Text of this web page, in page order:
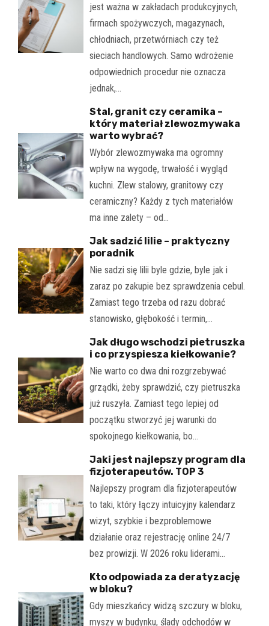
jest ważna w zakładach produkcyjnych,
firmach spożywczych, magazynach,
chłodniach, przetwórniach czy też
sieciach handlowych. Samo wdrożenie
odpowiednich procedur nie oznacza
jednak,…
Stal, granit czy ceramika –
który materiał zlewozmywaka
warto wybrać?
Wybór zlewozmywaka ma ogromny
wpływ na wygodę, trwałość i wygląd
kuchni. Zlew stalowy, granitowy czy
ceramiczny? Każdy z tych materiałów
ma inne zalety – od…
Jak sadzić lilie – praktyczny
poradnik
Nie sadzi się lilii byle gdzie, byle jak i
zaraz po zakupie bez sprawdzenia cebul.
Zamiast tego trzeba od razu dobrać
stanowisko, głębokość i termin,…
Jak długo wschodzi pietruszka
i co przyspiesza kiełkowanie?
Nie warto co dwa dni rozgrzebywać
grządki, żeby sprawdzić, czy pietruszka
już ruszyła. Zamiast tego lepiej od
początku stworzyć jej warunki do
spokojnego kiełkowania, bo…
Jaki jest najlepszy program dla
fizjoterapeutów. TOP 3
Najlepszy program dla fizjoterapeutów
to taki, który łączy intuicyjny kalendarz
wizyt, szybkie i bezproblemowe
działanie oraz rejestrację online 24/7
bez prowizji. W 2026 roku liderami…
Kto odpowiada za deratyzację
w bloku?
Gdy mieszkańcy widzą szczury w bloku,
myszy w budynku, ślady odchodów w